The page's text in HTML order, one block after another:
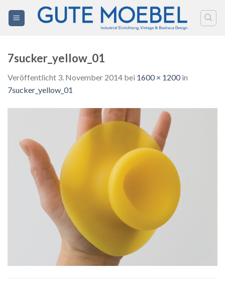
Inhalt
7sucker_yellow_01
Veröffentlicht 3. November 2014 bei 1600 × 1200in
7sucker_yellow_01